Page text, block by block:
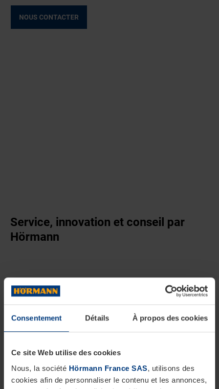
Consentement Détails À propos des cookies
Ce site Web utilise des cookies
Nous, la société Hörmann France SAS, utilisons des
cookies afin de personnaliser le contenu et les annonces,
NOUS CONTACTER
Service, innovation et conseil par
Hörmann